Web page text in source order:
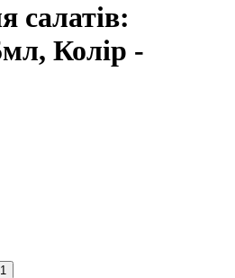
салатів:
Колір -